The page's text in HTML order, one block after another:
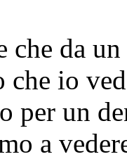
che da
che io
per un
a